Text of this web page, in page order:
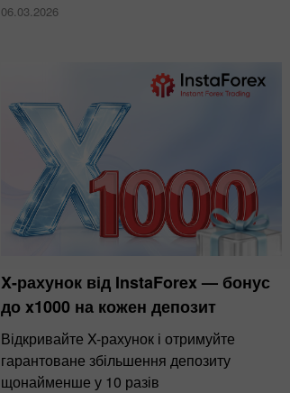
06.03.2026
X-рахунок від InstaForex — бонус
до x1000 на кожен депозит
Відкривайте X-рахунок і отримуйте
гарантоване збільшення депозиту
щонайменше у 10 разів